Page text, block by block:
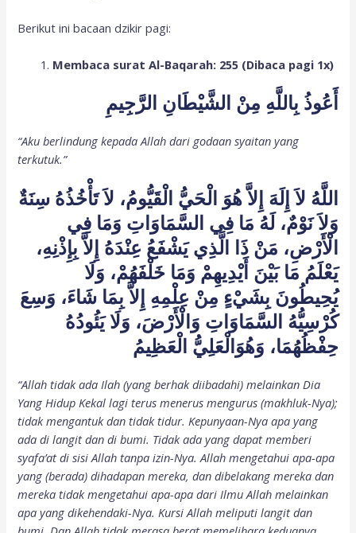
Berikut ini bacaan dzikir pagi:
Membaca surat Al-Baqarah: 255 (Dibaca pagi 1x)
أَعُوذُ بِاللَّهِ مِنْ الشَّيْطَانِ الرَّجِيمِ
“Aku berlindung kepada Allah dari godaan syaitan yang
terkutuk.”
اللَّهُ لاَ إِلَهَ إِلاَّ هُوَ الْحَيُّ الْقَيُّومُ، لاَ تَأْخُذُهُ سِنَةٌ
وَلاَ نَوْمٌ، لَهُ مَا فِي السَّمَاوَاتِ وَمَا فِي
الْأَرْضِ، مَنْ ذَا الَّذِي يَشْفَعُ عِنْدَهُ إِلاَّ بِإِذْنِهِ،
يَعْلَمُ مَا بَيْنَ أَيْدِيهِمْ وَمَا خَلْفَهُمْ، وَلَا
يُحِيطُونَ بِشَيْءٍ مِنْ عِلْمِهِ إِلاَّ بِمَا شَاءَ، وَسِعَ
كُرْسِيُّهُ السَّمَاوَاتِ وَالْأَرْضَ، وَلَا يَئُودُهُ
حِفْظُهُمَا، وَهُوَالْعَلِيُّ الْعَظِيمُ
“Allah tidak ada Ilah (yang berhak diibadahi) melainkan Dia
Yang Hidup Kekal lagi terus menerus mengurus (makhluk-Nya);
tidak mengantuk dan tidak tidur. Kepunyaan-Nya apa yang
ada di langit dan di bumi. Tidak ada yang dapat memberi
syafa’at di sisi Allah tanpa izin-Nya. Allah mengetahui apa-apa
yang (berada) dihadapan mereka, dan dibelakang mereka dan
mereka tidak mengetahui apa-apa dari Ilmu Allah melainkan
apa yang dikehendaki-Nya. Kursi Allah meliputi langit dan